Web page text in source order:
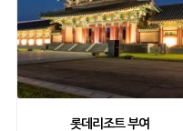
롯데리조트 부여